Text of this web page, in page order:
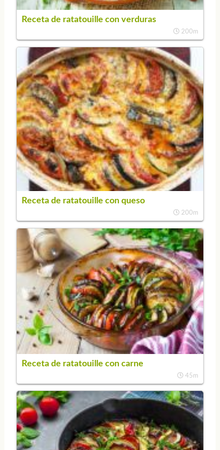
Receta de ratatouille con verduras
200m
Receta de ratatouille con queso
200m
Receta de ratatouille con carne
45m